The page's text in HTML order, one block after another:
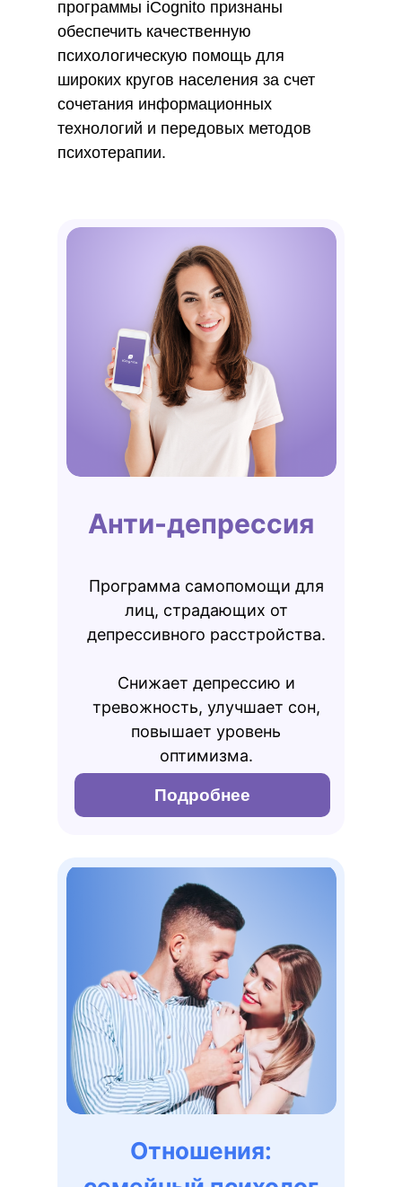
программы iCognito признаны
обеспечить качественную
психологическую помощь для
широких кругов населения за счет
сочетания информационных
технологий и передовых методов
психотерапии.
Анти-депрессия
Программа самопомощи для
лиц, страдающих от
депрессивного расстройства.
Снижает депрессию и
тревожность, улучшает сон,
повышает уровень
оптимизма.
Подробнее
Отношения: